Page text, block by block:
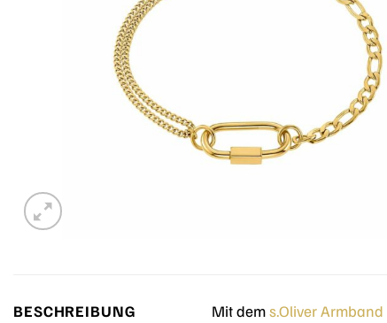
BESCHREIBUNG Mit dems.OliverArmband